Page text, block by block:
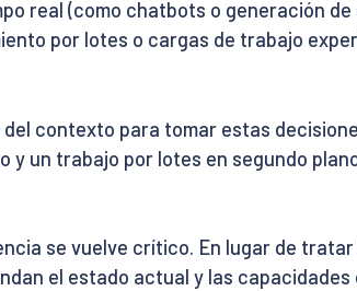
real (como chatbots o generación
por lotes o cargas de trabajo
contexto para tomar estas
un trabajo por lotes en segundo
se vuelve crítico. En lugar de
el estado actual y las